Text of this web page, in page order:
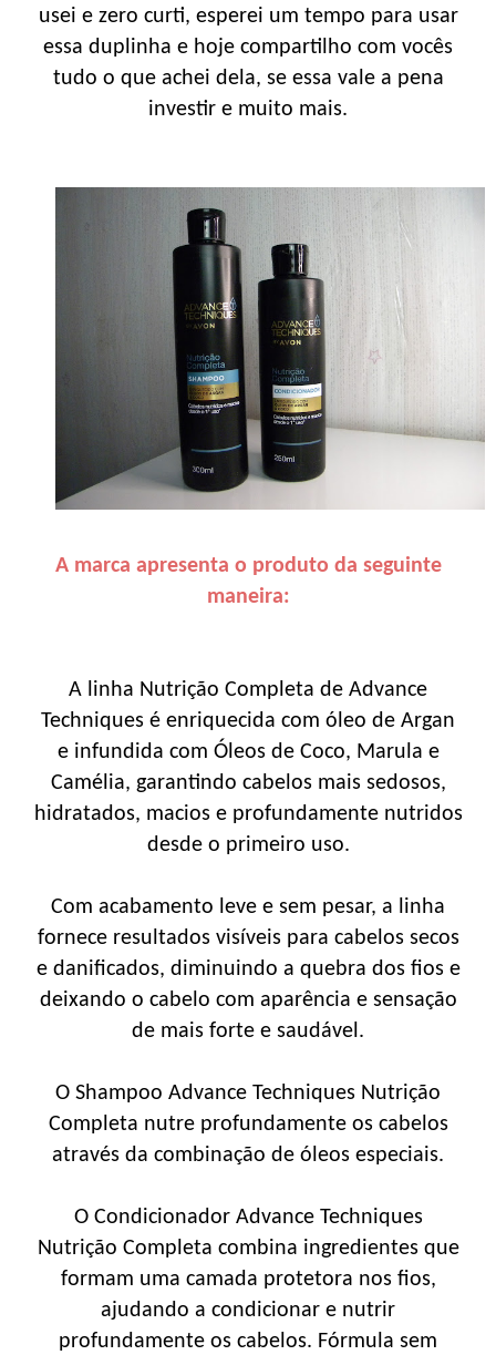
usei e zero curti, esperei um tempo para usar
essa duplinha e hoje compartilho com vocês
tudo o que achei dela, se essa vale a pena
investir e muito mais.
A marca apresenta o produto da seguinte
maneira:
A linha Nutrição Completa de Advance
Techniques é enriquecida com óleo de Argan
e infundida com Óleos de Coco, Marula e
Camélia, garantindo cabelos mais sedosos,
hidratados, macios e profundamente nutridos
desde o primeiro uso.
Com acabamento leve e sem pesar, a linha
fornece resultados visíveis para cabelos secos
e danificados, diminuindo a quebra dos fios e
deixando o cabelo com aparência e sensação
de mais forte e saudável.
O Shampoo Advance Techniques Nutrição
Completa nutre profundamente os cabelos
através da combinação de óleos especiais.
O Condicionador Advance Techniques
Nutrição Completa combina ingredientes que
formam uma camada protetora nos fios,
ajudando a condicionar e nutrir
profundamente os cabelos. Fórmula sem